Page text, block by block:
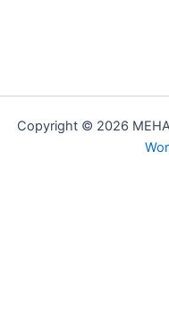
Copyright © 2026